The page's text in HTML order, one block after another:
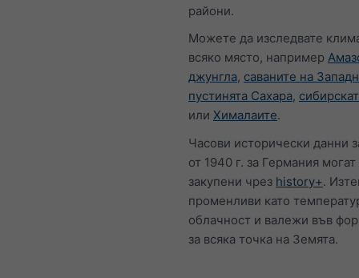
райони.
Можете да изследвате
всяко място, например
джунгла, саваните на
пустинята Сахара,
или Хималаите.
Часови исторически данни
от 1940 г. за Германия
закупени чрез history+.
променливи като
облачност и валежи във
за всяка точка на Земята.